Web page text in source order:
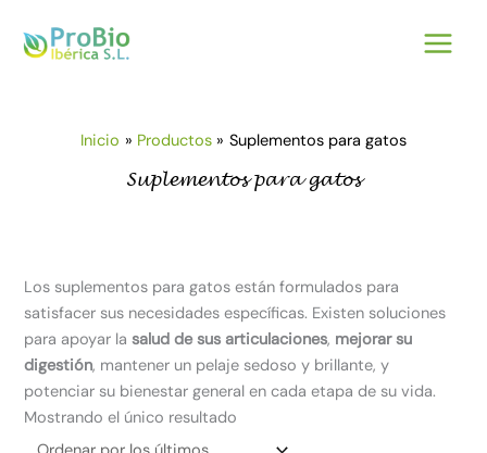
contenido
Inicio Productos Suplementos para gatos
Suplementos para gatos
Los suplementos para gatos están formulados para
satisfacer sus necesidades específicas. Existen soluciones
para apoyar lasalud de sus articulaciones, mejorar su
digestión, mantener un pelaje sedoso y brillante, y
potenciar su bienestar general en cada etapa de su vida.
Mostrando el único resultado